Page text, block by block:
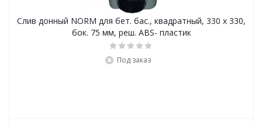
Слив донный NORM для бет. бас., квадратный, 330 x 330,
бок. 75 мм, реш. ABS- пластик
Под заказ